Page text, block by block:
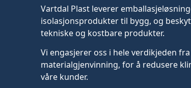
Vartdal Plast leverer
isolasjonsprodukter til bygg, og
tekniske og kostbare produkter.
Vi engasjerer oss i hele verdikjeden
materialgjenvinning, for å redusere
våre kunder.